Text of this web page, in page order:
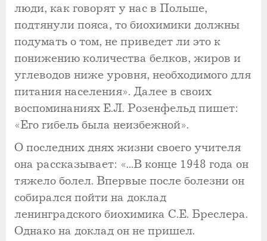
люди, как говорят у нас в Польше,
подтянули пояса, то биохимики должны
подумать о том, не приведет ли это к
понижению количества белков, жиров и
углеводов ниже уровня, необходимого для
питания населения». Далее в своих
воспоминаниях Е.Л. Розенфельд пишет:
«Его гибель была неизбежной».
О последних днях жизни своего учителя
она рассказывает: «...В конце 1948 года он
тяжело болел. Впервые после болезни он
собирался пойти на доклад
ленинградского биохимика С.Е. Бреслера.
Однако на доклад он не пришел.